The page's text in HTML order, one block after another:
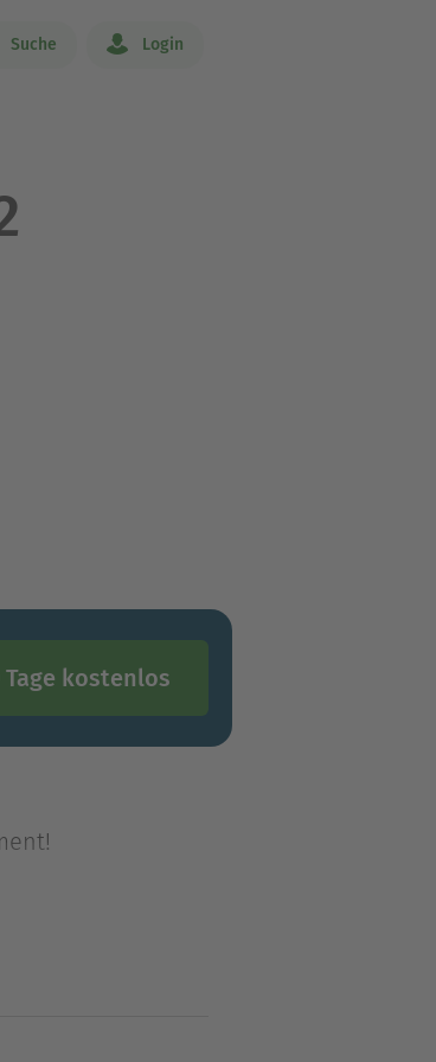
Suche Login
Tage kostenlos